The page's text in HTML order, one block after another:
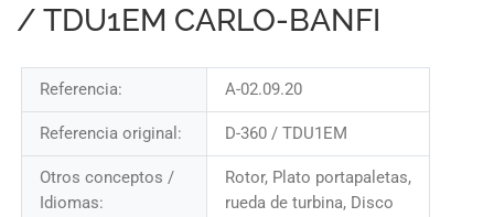
/ TDU1EM CARLO-BANFI
Referencia: A-02.09.20
Referencia original: D-360 / TDU1EM
Otros conceptos /
Idiomas:
Rotor, Plato portapaletas,
rueda de turbina, Disco